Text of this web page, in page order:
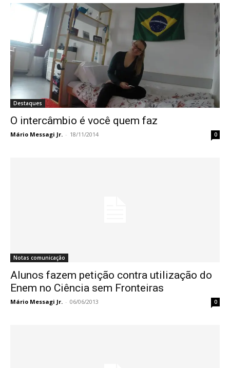
Destaques
O intercâmbio é você quem faz
Mário Messagi Jr. - 18/11/2014 0
Notas comunicação
Alunos fazem petição contra utilização do
Enem no Ciência sem Fronteiras
Mário Messagi Jr. - 06/06/2013 0